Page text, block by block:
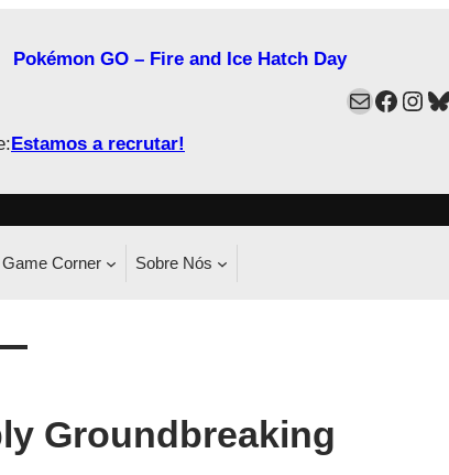
Pokémon GO – Fire and Ice Hatch Day
Estamos a recrutar!
Mail
Game Corner Sobre Nós
Groundbreaking